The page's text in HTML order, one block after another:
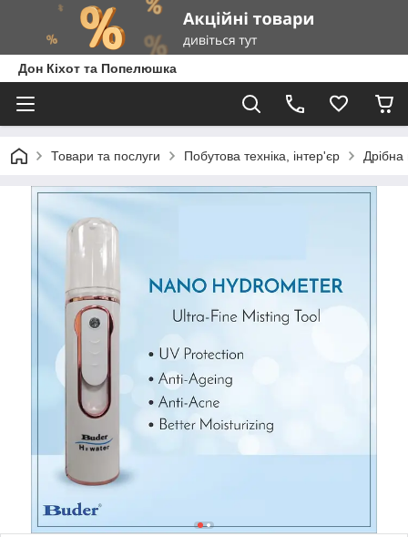
Дон Кіхот та Попелюшка
Товари та послуги Побутова техніка, інтер'єр Дрібна